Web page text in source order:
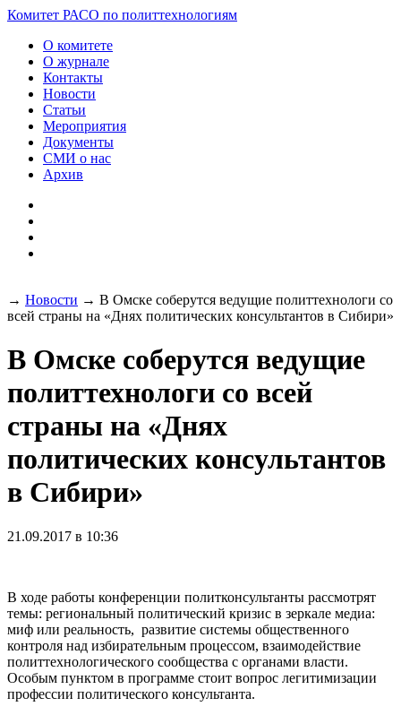
Комитет РАСО по политтехнологиям
О комитете
О журнале
Контакты
Новости
Статьи
Мероприятия
Документы
СМИ о нас
Архив
→ Новости → В Омске соберутся ведущие политтехнологи со
всей страны на «Днях политических консультантов в Сибири»
В Омске соберутся ведущие
политтехнологи со всей
страны на «Днях
политических консультантов
в Сибири»
21.09.2017 в 10:36
В ходе работы конференции политконсультанты рассмотрят
темы: региональный политический кризис в зеркале медиа:
миф или реальность, развитие системы общественного
контроля над избирательным процессом, взаимодействие
политтехнологического сообщества с органами власти.
Особым пунктом в программе стоит вопрос легитимизации
профессии политического консультанта.